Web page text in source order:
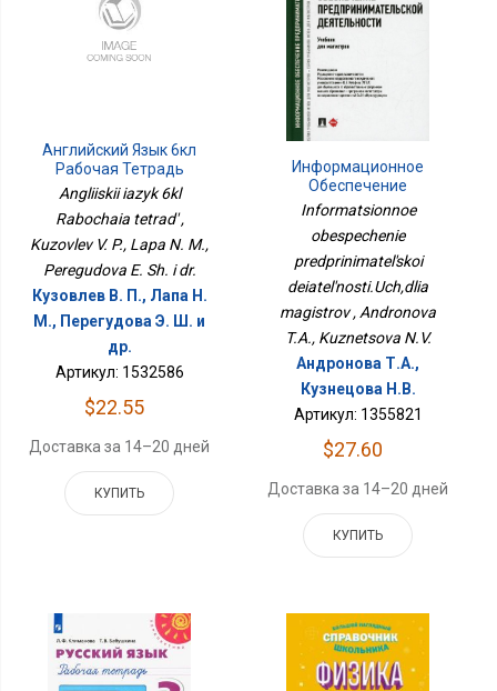
Английский Язык 6кл
Рабочая Тетрадь
Angliiskii iazyk 6kl
Rabochaia tetrad' ,
Kuzovlev V. P., Lapa N. M.,
Peregudova E. Sh. i dr.
Кузовлев В. П., Лапа Н.
М., Перегудова Э. Ш. и
др.
Артикул: 1532586
$22.55
Доставка за 14–20 дней
КУПИТЬ
Информационное
Обеспечение
Предпринимательской
Магистров
Informatsionnoe
obespechenie
predprinimatel'skoi
deiatel'nosti.Uch,dlia
magistrov , Andronova
T.A., Kuznetsova N.V.
Андронова Т.А.,
Кузнецова Н.В.
Артикул: 1355821
$27.60
Доставка за 14–20 дней
КУПИТЬ